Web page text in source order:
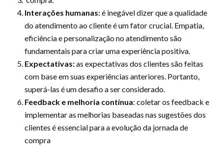
Interações humanas:é inegável dizer que a qualidade
do atendimento ao cliente é um fator crucial. Empatia,
eficiência e personalização no atendimento são
fundamentais para criar uma experiência positiva.
Expectativas:as expectativas dos clientes são feitas
com base em suas experiências anteriores. Portanto,
superá-las é um desafio a ser considerado.
Feedback e melhoria contínua: coletar os feedback e
implementar as melhorias baseadas nas sugestões dos
clientes é essencial para a evolução da jornada de
compra